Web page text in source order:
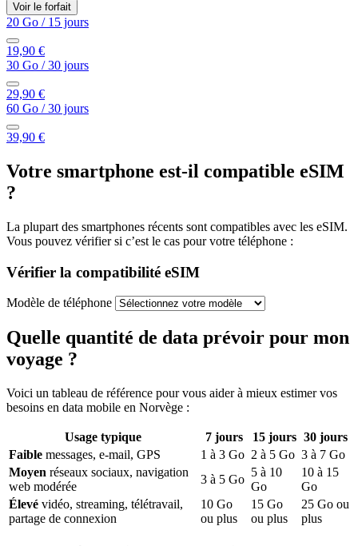
Voir le forfait
20 Go /15 jours
19,90 €
30 Go /30 jours
29,90 €
60 Go /30 jours
39,90 €
Votre smartphone est-il compatible eSIM
?
La plupart des smartphones récents sont compatibles avec les eSIM.
Vous pouvez vérifier si c’est le cas pour votre téléphone :
Vérifier la compatibilité eSIM
Modèle de téléphone
Quelle quantité de data prévoir pour mon
voyage ?
Voici un tableau de référence pour vous aider à mieux estimer vos
besoins en data mobile en Norvège :
Usage typique 7 jours 15 jours 30jours
Faible messages, e-mail, GPS 1 à 3 Go 2 à 5 Go 3 à 7 Go
Moyen réseaux sociaux, navigation
web modérée
3 à 5 Go
5 à 10
Go
10 à 15
Go
Élevé vidéo, streaming, télétravail,
partage de connexion
10 Go
ou plus
15 Go
ou plus
25 Go ou
plus